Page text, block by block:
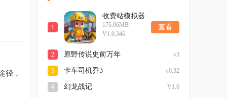
径，
1
收费站模拟器
2026最新版
176.06MB
V1.0.346
查看
2 原野传说史前万年 v3
3 卡车司机乔3 v0.32
4 幻龙战记 V1.0